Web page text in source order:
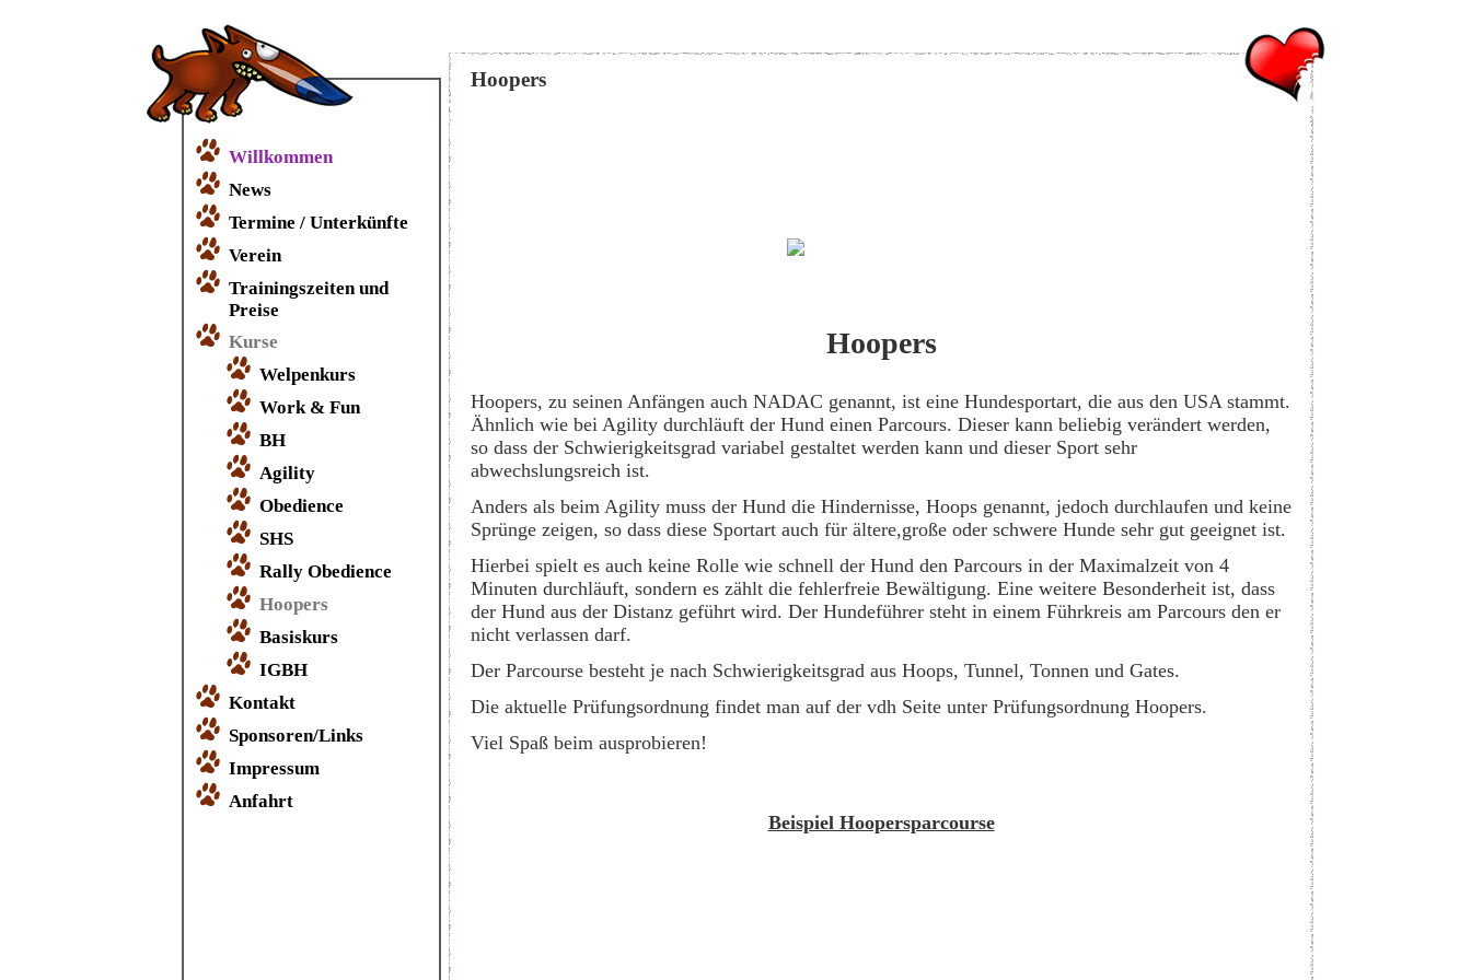
Willkommen
News
Termine / Unterkünfte
Verein
Trainingszeiten und
Preise
Kurse
Welpenkurs
Work & Fun
BH
Agility
Obedience
SHS
Rally Obedience
Hoopers
Basiskurs
IGBH
Kontakt
Sponsoren/Links
Impressum
Anfahrt
Hoopers
Hoopers
Hoopers, zu seinen Anfängen auch NADAC genannt, ist eine Hundesportart, die aus den USA stammt.
Ähnlich wie bei Agility durchläuft der Hund einen Parcours. Dieser kann beliebig verändert werden,
so dass der Schwierigkeitsgrad variabel gestaltet werden kann und dieser Sport sehr
abwechslungsreich ist.
Anders als beim Agility muss der Hund die Hindernisse, Hoops genannt, jedoch durchlaufen und keine
Sprünge zeigen, so dass diese Sportart auch für ältere,große oder schwere Hunde sehr gut geeignet ist.
Hierbei spielt es auch keine Rolle wie schnell der Hund den Parcours in der Maximalzeit von 4
Minuten durchläuft, sondern es zählt die fehlerfreie Bewältigung. Eine weitere Besonderheit ist, dass
der Hund aus der Distanz geführt wird. Der Hundeführer steht in einem Führkreis am Parcours den er
nicht verlassen darf.
Der Parcourse besteht je nach Schwierigkeitsgrad aus Hoops, Tunnel, Tonnen und Gates.
Die aktuelle Prüfungsordnung findet man auf der vdh Seite unter Prüfungsordnung Hoopers.
Viel Spaß beim ausprobieren!
Beispiel Hoopersparcourse